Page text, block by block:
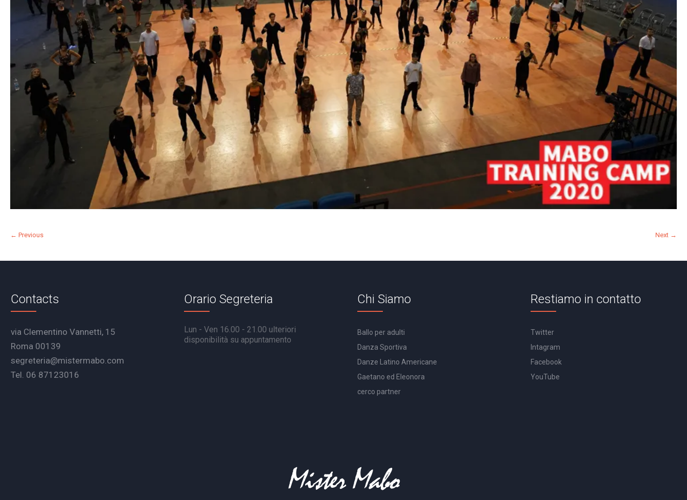
← Previous Next →
Contacts
via Clementino Vannetti, 15
Roma 00139
segreteria@mistermabo.com
Tel. 06 87123016
Orario Segreteria
Lun - Ven 16.00 - 21.00 ulteriori
disponibilità su appuntamento
Chi Siamo
Ballo per adulti
Danza Sportiva
Danze Latino Americane
Gaetano ed Eleonora
cerco partner
Restiamo in contatto
Twitter
Intagram
Facebook
YouTube